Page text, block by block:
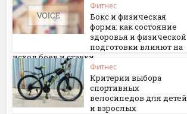
Фитнес
Бокс и физическая
форма: как состояние
здоровья и физической
подготовки влияют на
исход боев и ставки
Фитнес
Критерии выбора
спортивных
велосипедов для детей
и взрослых